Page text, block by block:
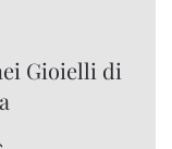
Gioielli di